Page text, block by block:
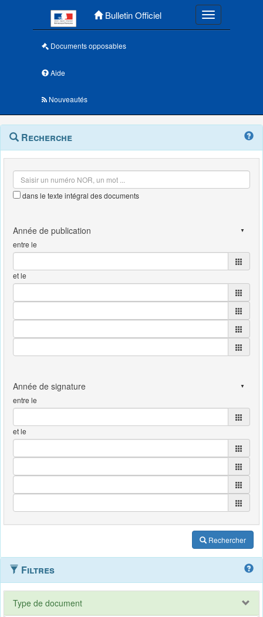
Bulletin Officiel Toggle
Documents opposables
Aide
Nouveautés
Navigation
outils
Menu
contextuel
Recherche
dans le texte intégral des documents
entre le
et le
entre le
et le
Rechercher
Filtres
Type de document